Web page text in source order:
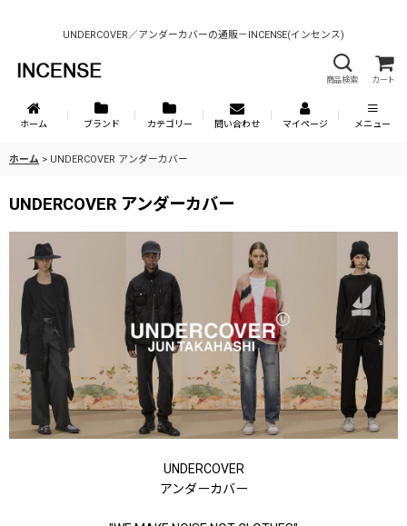
UNDERCOVER／アンダーカバーの通販－INCENSE(インセンス)
商品検索 カート
ホーム ブランド カテゴリー 問い合わせ マイページ メニュー
ホーム > UNDERCOVER アンダーカバー
UNDERCOVER アンダーカバー
UNDERCOVER
アンダーカバー